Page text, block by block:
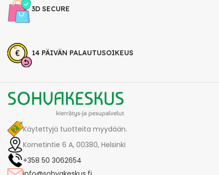
3D SECURE
14 PÄIVÄN PALAUTUSOIKEUS
Käytettyjä tuotteita myydään.
Kornetintie 6 A, 00380, Helsinki
+358 50 3062654